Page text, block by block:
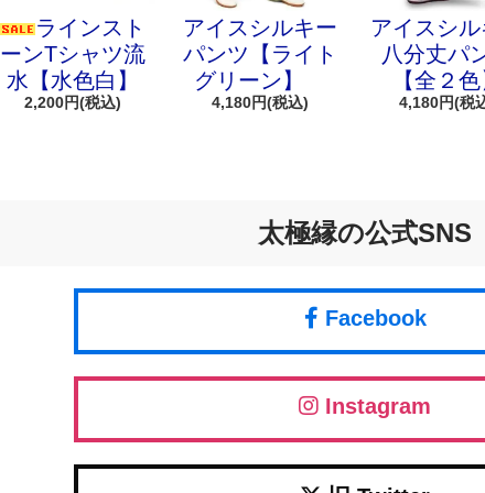
ラインスト
ーンTシャツ流
水【水色白】
2,200円(税込)
アイスシルキー
パンツ【ライト
グリーン】
4,180円(税込)
アイスシ
八分丈パ
【全２色
4,180円(税
太極縁の公式SNS
Facebook
Instagram